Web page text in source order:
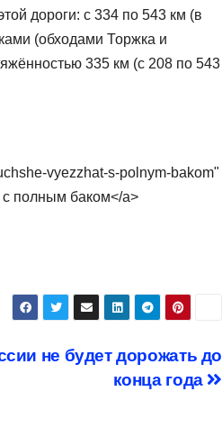
дороги: с 334 по 543 км (в
(обходами Торжка и
335 км (с 208 по 543
vyezzhat-s-polnym-bakom"
полным баком</a>
не будет дорожать до
конца года